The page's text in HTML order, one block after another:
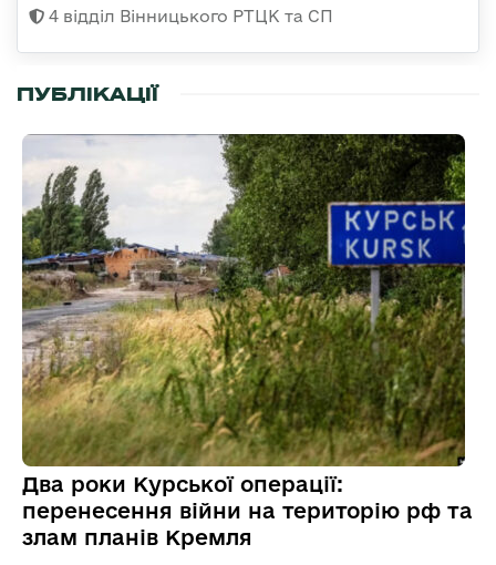
4 відділ Вінницького РТЦК та СП
ПУБЛІКАЦІЇ
Два роки Курської операції:
перенесення війни на територію рф та
злам планів Кремля